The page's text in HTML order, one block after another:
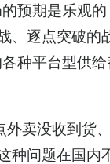
预期是乐观
、逐点突破的
种平台型供
外卖没收到货
种问题在国内